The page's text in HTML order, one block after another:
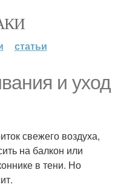
статьи
и уход
свежего воздуха,
на балкон или
в тени. Но